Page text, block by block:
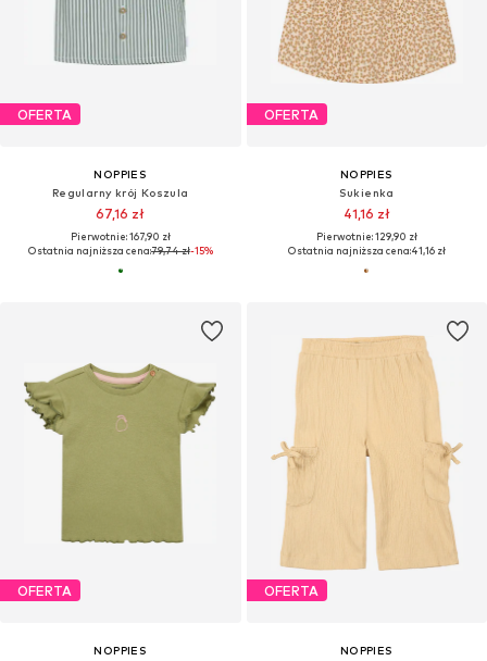
OFERTA
NOPPIES
Regularny krój Koszula
67,16 zł
Pierwotnie: 167,90 zł
Ostatnia najniższa cena:79,74 zł-15%
OFERTA
NOPPIES
Sukienka
41,16 zł
Pierwotnie: 129,90 zł
Ostatnia najniższa cena:41,16 zł
OFERTA
NOPPIES
OFERTA
NOPPIES